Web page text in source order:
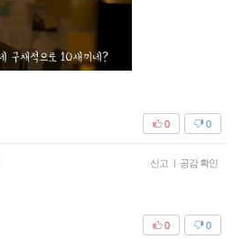
0
0
신고 | 공감 확인
0
0